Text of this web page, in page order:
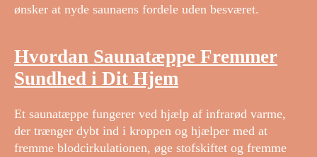
ønsker at nyde saunaens fordele uden besværet.
Hvordan Saunatæppe Fremmer
Sundhed i Dit Hjem
Et saunatæppe fungerer ved hjælp af infrarød varme,
der trænger dybt ind i kroppen og hjælper med at
fremme blodcirkulationen, øge stofskiftet og fremme